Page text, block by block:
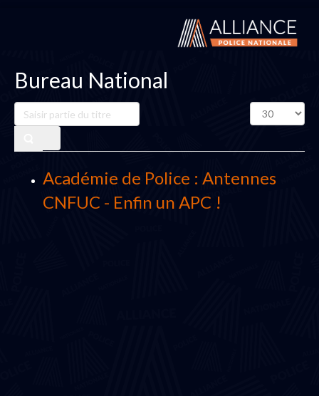
Bureau National
Saisir
partie
titre
Affichage
#
Académie de Police : Antennes
CNFUC - Enfin un APC !